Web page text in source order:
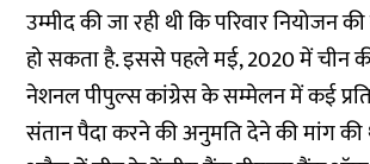
उम्मीद की जा रही थी कि परिवार नियोजन
हो सकता है. इससे पहले मई, 2020 में चीन
नेशनल पीपुल्स कांग्रेस के सम्मेलन में कई
संतान पैदा करने की अनुमति देने की मांग